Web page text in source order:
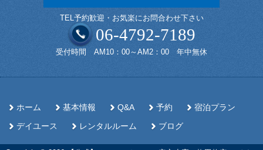
TEL予約歓迎・お気楽にお問合わせ下さい
06-4792-7189
受付時間 AM10：00～AM2：00 年中無休
ホーム 基本情報 Q&A 予約 宿泊プラン
デイユース レンタルルーム ブログ